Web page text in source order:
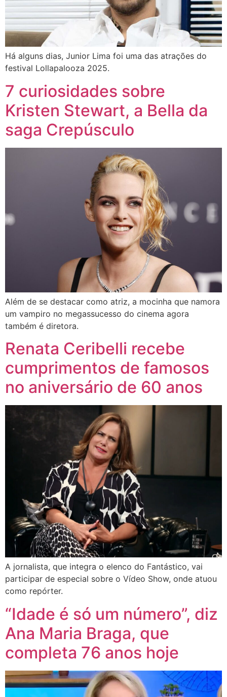
Há alguns dias, Junior Lima foi uma das atrações do
festival Lollapalooza 2025.
7 curiosidades sobre
Kristen Stewart, a Bella da
saga Crepúsculo
Além de se destacar como atriz, a mocinha que namora
um vampiro no megassucesso do cinema agora
também é diretora.
Renata Ceribelli recebe
cumprimentos de famosos
no aniversário de 60 anos
A jornalista, que integra o elenco do Fantástico, vai
participar de especial sobre o Vídeo Show, onde atuou
como repórter.
“Idade é só um número”, diz
Ana Maria Braga, que
completa 76 anos hoje